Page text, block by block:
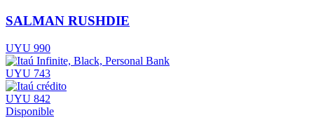
SALMAN RUSHDIE
UYU 990
UYU 743
UYU 842
Disponible